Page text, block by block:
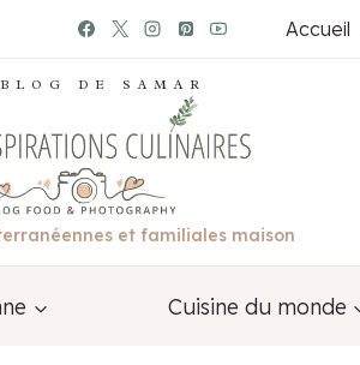
Accueil
DE SAMAR
et familiales maison
Cuisine du monde